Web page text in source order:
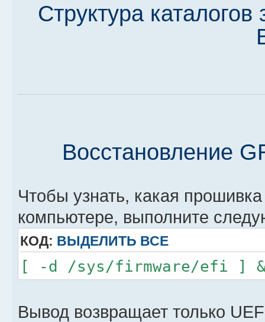
Структура каталогов
Восстановление
Чтобы узнать, какая
компьютере, выполните
КОД: ВЫДЕЛИТЬ ВСЕ
[ -d /sys/firmware/efi ]
Вывод возвращает только